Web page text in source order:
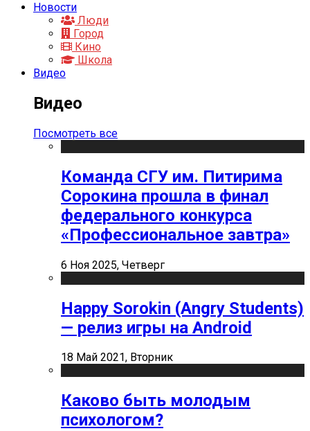
Новости
Люди
Город
Кино
Школа
Видео
Видео
Посмотреть все
Команда СГУ им. Питирима
Сорокина прошла в финал
федерального конкурса
«Профессиональное завтра»
6 Ноя 2025, Четверг
Happy Sorokin (Angry Students)
— релиз игры на Android
18 Май 2021, Вторник
Каково быть молодым
психологом?